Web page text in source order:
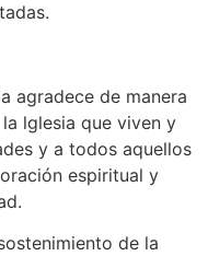
agradece de manera
lglesia que viven y
y a todos aquellos
espiritual y
de la